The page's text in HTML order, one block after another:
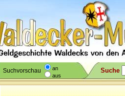
Suchvorschau
an
aus
Suche